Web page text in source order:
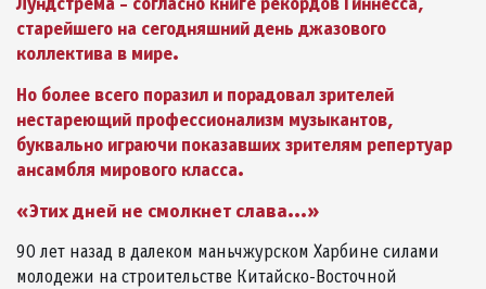
старейшего на сегодняшний день джазового
коллектива в мире.
Но более всего поразил и порадовал зрителей
нестареющий профессионализм музыкантов,
буквально играючи показавших зрителям репертуар
ансамбля мирового класса.
«Этих дней не смолкнет слава...»
90 лет назад в далеком маньчжурском Харбине силами
молодежи на строительстве Китайско-Восточной